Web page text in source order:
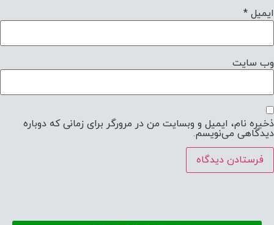
ایمیل *
وب‌ سایت
ذخیره نام، ایمیل و وبسایت من در مرورگر برای زمانی که دوباره
دیدگاهی می‌نویسم.